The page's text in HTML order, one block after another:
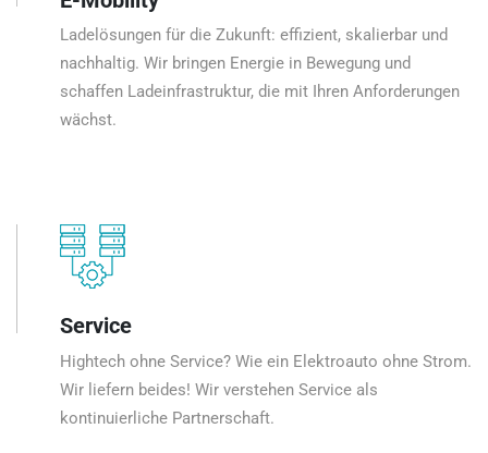
Ladelösungen für die Zukunft: effizient, skalierbar und
nachhaltig. Wir bringen Energie in Bewegung und
schaffen Ladeinfrastruktur, die mit Ihren Anforderungen
wächst.
Service
Hightech ohne Service? Wie ein Elektroauto ohne Strom.
Wir liefern beides! Wir verstehen Service als
kontinuierliche Partnerschaft.